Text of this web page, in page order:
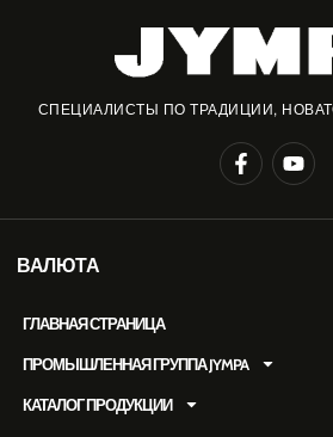
СПЕЦИАЛИСТЫ ПО ТРАДИЦИИ,
ВАЛЮТА
ГЛАВНАЯ СТРАНИЦА
ПРОМЫШЛЕННАЯ ГРУППА JYMPA
КАТАЛОГ ПРОДУКЦИИ